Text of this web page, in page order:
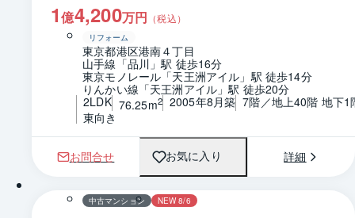
1億4,200万円 （税込）
リフォーム
東京都港区港南４丁目
山手線「品川」駅 徒歩16分
東京モノレール「天王洲アイル」駅 徒歩14分
りんかい線「天王洲アイル」駅 徒歩20分
2LDK 76.25m2 2005年8月築 7階／地上40階 地下1
東向き
お問合せ お気に入り 詳細
1 / 0 間取り
中古マンション NEW 8/6